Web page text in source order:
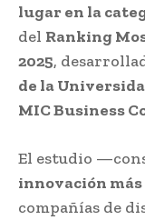
lugar en la
del Ranking
2025,
de la
MIC Business
El estudio
innovación
compañías de